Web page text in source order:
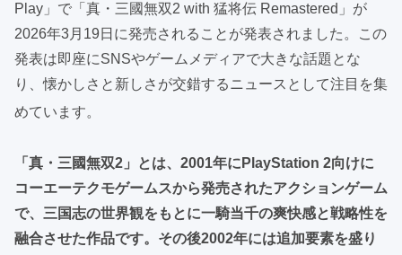
Play」で「真・三國無双2 with 猛将伝 Remastered」が
2026年3月19日に発売されることが発表されました。この
発表は即座にSNSやゲームメディアで大きな話題とな
り、懐かしさと新しさが交錯するニュースとして注目を集
めています。
「真・三國無双2」とは、2001年にPlayStation 2向けに
コーエーテクモゲームスから発売されたアクションゲーム
で、三国志の世界観をもとに一騎当千の爽快感と戦略性を
融合させた作品です。その後2002年には追加要素を盛り